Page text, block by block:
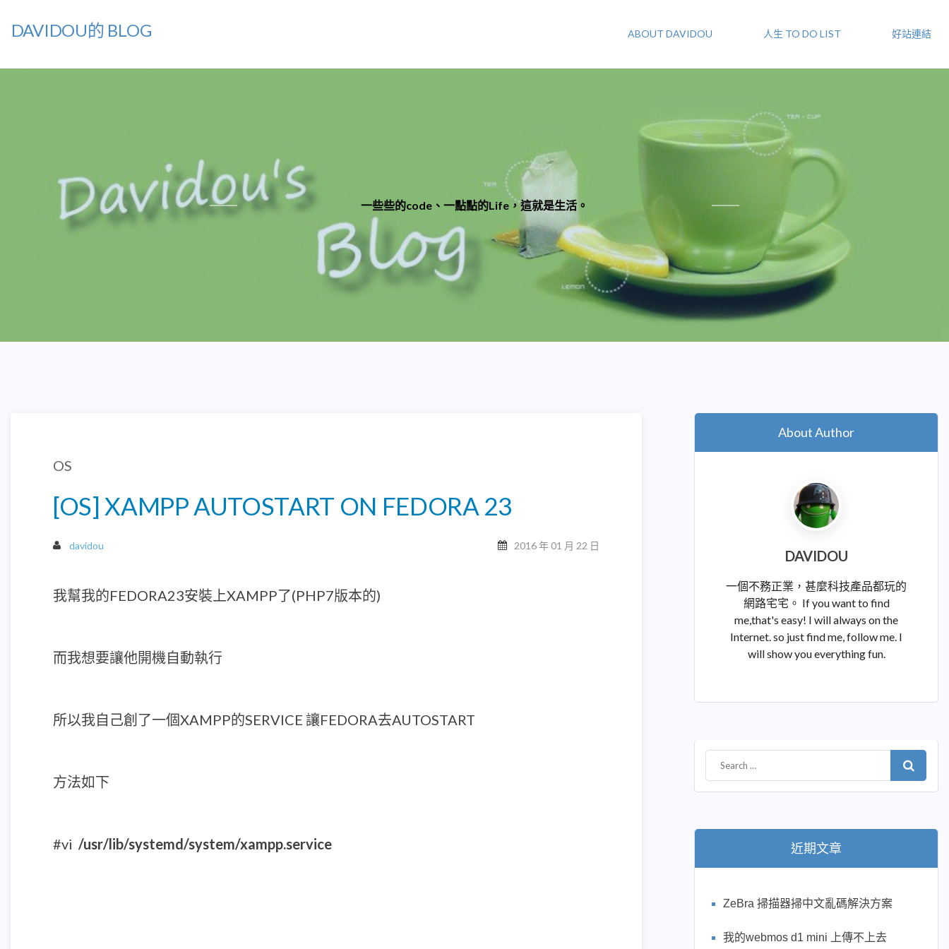
DAVIDOU的 BLOG ABOUT DAVIDOU 人生 TO DO LIST 好站連結
一些些的code、一點點的Life，這就是生活。
OS
[OS] XAMPP AUTOSTART ON FEDORA 23
davidou 2016 年 01 月 22 日
我幫我的FEDORA23安裝上XAMPP了(PHP7版本的)
而我想要讓他開機自動執行
所以我自己創了一個XAMPP的SERVICE 讓FEDORA去AUTOSTART
方法如下
#vi /usr/lib/systemd/system/xampp.service
About Author
DAVIDOU
一個不務正業，甚麼科技產品都玩的
網路宅宅。 If you want to find
me,that's easy! I will always on the
Internet. so just find me, follow me. I
will show you everything fun.
近期文章
ZeBra 掃描器掃中文亂碼解決方案
我的webmos d1 mini 上傳不上去